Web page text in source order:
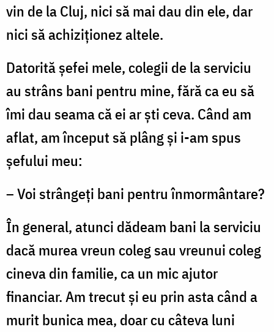
vin de la Cluj, nici să mai dau din ele, dar
nici să achiziționez altele.
Datorită șefei mele, colegii de la serviciu
au strâns bani pentru mine, fără ca eu să
îmi dau seama că ei ar ști ceva. Când am
aflat, am început să plâng și i-am spus
șefului meu:
– Voi strângeți bani pentru înmormântare?
În general, atunci dădeam bani la serviciu
dacă murea vreun coleg sau vreunui coleg
cineva din familie, ca un mic ajutor
financiar. Am trecut și eu prin asta când a
murit bunica mea, doar cu câteva luni